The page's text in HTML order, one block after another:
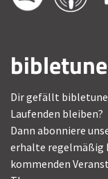
Dir gefällt
Laufenden bleiben?
Dann abonniere
erhalte regelmäßig
kommenden